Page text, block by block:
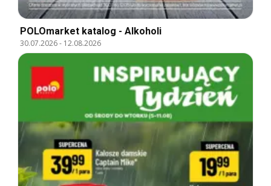
POLOmarket katalog - Alkoholi
30.07.2026- 12.08.2026